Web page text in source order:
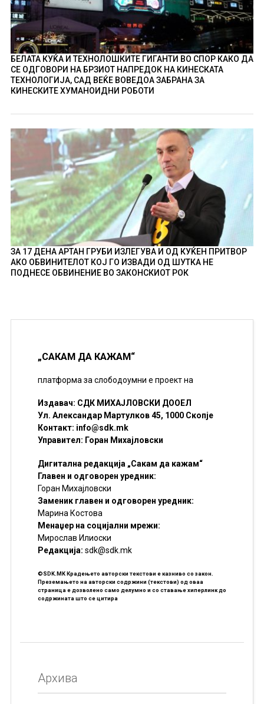
БЕЛАТА КУЌА И ТЕХНОЛОШКИТЕ ГИГАНТИ ВО СПОР КАКО ДА
СЕ ОДГОВОРИ НА БРЗИОТ НАПРЕДОК НА КИНЕСКАТА
ТЕХНОЛОГИЈА, САД ВЕЌЕ ВОВЕДОА ЗАБРАНА ЗА
КИНЕСКИТЕ ХУМАНОИДНИ РОБОТИ
ЗА 17 ДЕНА АРТАН ГРУБИ ИЗЛЕГУВА И ОД КУЌЕН ПРИТВОР
АКО ОБВИНИТЕЛОТ КОЈ ГО ИЗВАДИ ОД ШУТКА НЕ
ПОДНЕСЕ ОБВИНЕНИЕ ВО ЗАКОНСКИОТ РОК
„САКАМ ДА КАЖАМ“
платформа за слободоумни е проект на
Издавач: СДК МИХАЈЛОВСКИ ДООЕЛ
Ул. Александар Мартулков 45, 1000 Скопје
Контакт: info@sdk.mk
Управител: Горан Михајловски
Дигитална редакција „Сакам да кажам“
Главен и одговорен уредник:
Горан Михајловски
Заменик главен и одговорен уредник:
Марина Костова
Менаџер на социјални мрежи:
Мирослав Илиоски
Редакцијa: sdk@sdk.mk
©SDK.MK Крадењето авторски текстови е казниво со закон.
Преземањето на авторски содржини (текстови) од оваа
страница е дозволено само делумно и со ставање хиперлинк до
содржината што се цитира
Архива